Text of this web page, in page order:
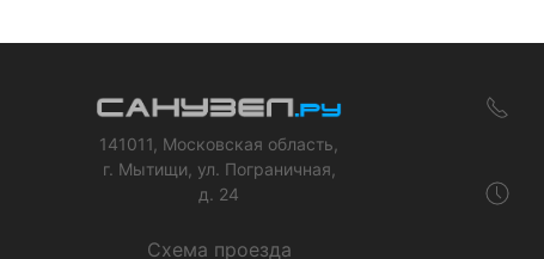
141011, Московская область,
г. Мытищи, ул. Пограничная,
д. 24
Схема проезда